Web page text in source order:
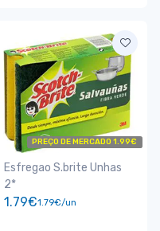
PREÇO DE MERCADO 1.99€
Esfregao S.brite Unhas
2*
1.79€1.79€/un